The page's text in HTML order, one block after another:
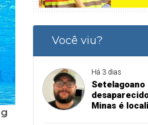
Você viu?
Há 3 dias
Setelagoano
Minas é